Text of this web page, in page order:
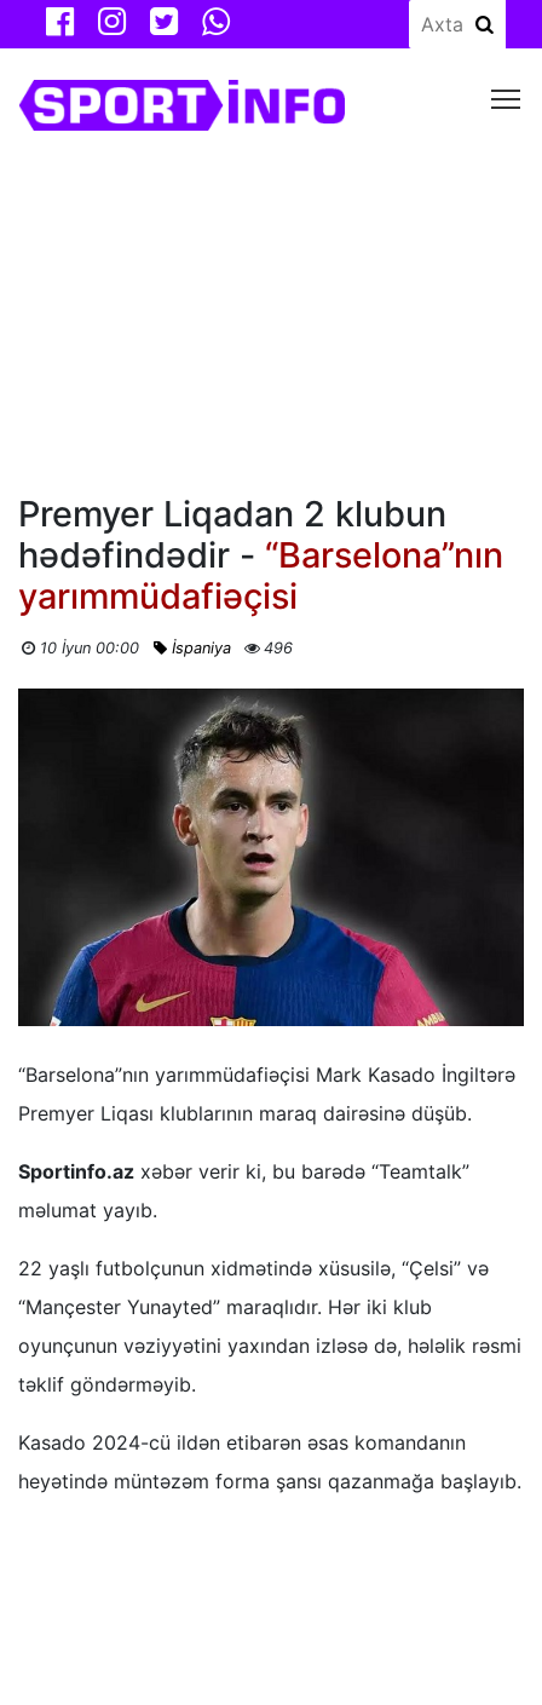
Premyer Liqadan 2 klubun
hədəfindədir - “Barselona”nın
yarımmüdafiəçisi
10 İyun 00:00 İspaniya 496
“Barselona”nın yarımmüdafiəçisi Mark Kasado İngiltərə
Premyer Liqası klublarının maraq dairəsinə düşüb.
Sportinfo.az xəbər verir ki, bu barədə “Teamtalk”
məlumat yayıb.
22 yaşlı futbolçunun xidmətində xüsusilə, “Çelsi” və
“Mançester Yunayted” maraqlıdır. Hər iki klub
oyunçunun vəziyyətini yaxından izləsə də, hələlik rəsmi
təklif göndərməyib.
Kasado 2024-cü ildən etibarən əsas komandanın
heyətində müntəzəm forma şansı qazanmağa başlayıb.